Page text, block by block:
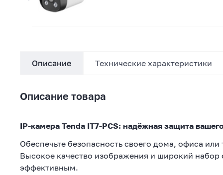
Описание Технические характеристики
Описание товара
IP-камера Tenda IT7-PCS: надёжная защита
Обеспечьте безопасность своего дома, офиса
Высокое качество изображения и широкий
эффективным.